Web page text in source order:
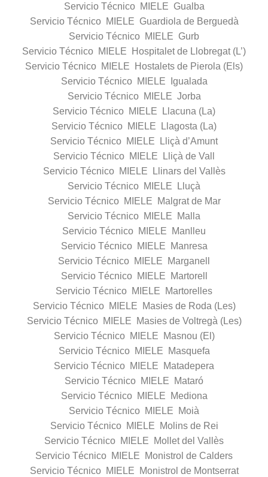
Servicio Técnico MIELE Gualba
Servicio Técnico MIELE Guardiola de Berguedà
Servicio Técnico MIELE Gurb
Servicio Técnico MIELE Hospitalet de Llobregat (L’)
Servicio Técnico MIELE Hostalets de Pierola (Els)
Servicio Técnico MIELE Igualada
Servicio Técnico MIELE Jorba
Servicio Técnico MIELE Llacuna (La)
Servicio Técnico MIELE Llagosta (La)
Servicio Técnico MIELE Lliçà d’Amunt
Servicio Técnico MIELE Lliçà de Vall
Servicio Técnico MIELE Llinars del Vallès
Servicio Técnico MIELE Lluçà
Servicio Técnico MIELE Malgrat de Mar
Servicio Técnico MIELE Malla
Servicio Técnico MIELE Manlleu
Servicio Técnico MIELE Manresa
Servicio Técnico MIELE Marganell
Servicio Técnico MIELE Martorell
Servicio Técnico MIELE Martorelles
Servicio Técnico MIELE Masies de Roda (Les)
Servicio Técnico MIELE Masies de Voltregà (Les)
Servicio Técnico MIELE Masnou (El)
Servicio Técnico MIELE Masquefa
Servicio Técnico MIELE Matadepera
Servicio Técnico MIELE Mataró
Servicio Técnico MIELE Mediona
Servicio Técnico MIELE Moià
Servicio Técnico MIELE Molins de Rei
Servicio Técnico MIELE Mollet del Vallès
Servicio Técnico MIELE Monistrol de Calders
Servicio Técnico MIELE Monistrol de Montserrat